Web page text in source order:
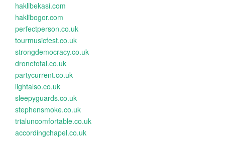
haklibekasi.com
haklibogor.com
perfectperson.co.uk
tourmusicfest.co.uk
strongdemocracy.co.uk
dronetotal.co.uk
partycurrent.co.uk
lightalso.co.uk
sleepyguards.co.uk
stephensmoke.co.uk
trialuncomfortable.co.uk
accordingchapel.co.uk